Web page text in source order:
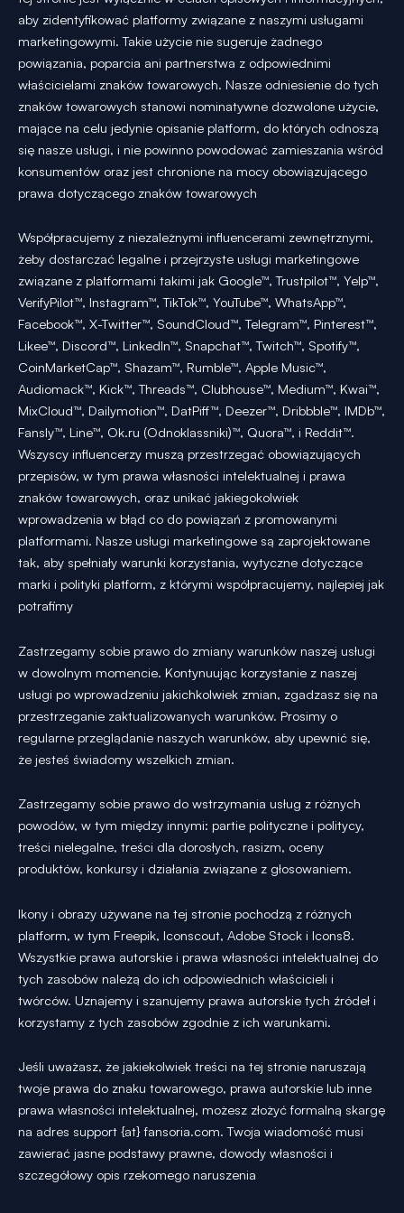
aby zidentyfikować platformy związane z naszymi usługami
marketingowymi. Takie użycie nie sugeruje żadnego
powiązania, poparcia ani partnerstwa z odpowiednimi
właścicielami znaków towarowych. Nasze odniesienie do tych
znaków towarowych stanowi nominatywne dozwolone użycie,
mające na celu jedynie opisanie platform, do których odnoszą
się nasze usługi, i nie powinno powodować zamieszania wśród
konsumentów oraz jest chronione na mocy obowiązującego
prawa dotyczącego znaków towarowych
Współpracujemy z niezależnymi influencerami zewnętrznymi,
żeby dostarczać legalne i przejrzyste usługi marketingowe
związane z platformami takimi jak Google™, Trustpilot™, Yelp™,
VerifyPilot™, Instagram™, TikTok™, YouTube™, WhatsApp™,
Facebook™, X-Twitter™, SoundCloud™, Telegram™, Pinterest™,
Likee™, Discord™, LinkedIn™, Snapchat™, Twitch™, Spotify™,
CoinMarketCap™, Shazam™, Rumble™, Apple Music™,
Audiomack™, Kick™, Threads™, Clubhouse™, Medium™, Kwai™,
MixCloud™, Dailymotion™, DatPiff™, Deezer™, Dribbble™, IMDb™,
Fansly™, Line™, Ok.ru (Odnoklassniki)™, Quora™, i Reddit™.
Wszyscy influencerzy muszą przestrzegać obowiązujących
przepisów, w tym prawa własności intelektualnej i prawa
znaków towarowych, oraz unikać jakiegokolwiek
wprowadzenia w błąd co do powiązań z promowanymi
platformami. Nasze usługi marketingowe są zaprojektowane
tak, aby spełniały warunki korzystania, wytyczne dotyczące
marki i polityki platform, z którymi współpracujemy, najlepiej jak
potrafimy
Zastrzegamy sobie prawo do zmiany warunków naszej usługi
w dowolnym momencie. Kontynuując korzystanie z naszej
usługi po wprowadzeniu jakichkolwiek zmian, zgadzasz się na
przestrzeganie zaktualizowanych warunków. Prosimy o
regularne przeglądanie naszych warunków, aby upewnić się,
że jesteś świadomy wszelkich zmian.
Zastrzegamy sobie prawo do wstrzymania usług z różnych
powodów, w tym między innymi: partie polityczne i politycy,
treści nielegalne, treści dla dorosłych, rasizm, oceny
produktów, konkursy i działania związane z głosowaniem.
Ikony i obrazy używane na tej stronie pochodzą z różnych
platform, w tym Freepik, Iconscout, Adobe Stock i Icons8.
Wszystkie prawa autorskie i prawa własności intelektualnej do
tych zasobów należą do ich odpowiednich właścicieli i
twórców. Uznajemy i szanujemy prawa autorskie tych źródeł i
korzystamy z tych zasobów zgodnie z ich warunkami.
Jeśli uważasz, że jakiekolwiek treści na tej stronie naruszają
twoje prawa do znaku towarowego, prawa autorskie lub inne
prawa własności intelektualnej, możesz złożyć formalną skargę
na adres support {at} fansoria.com. Twoja wiadomość musi
zawierać jasne podstawy prawne, dowody własności i
szczegółowy opis rzekomego naruszenia